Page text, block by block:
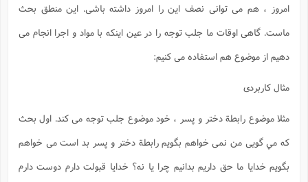
امروز ، هم می توانی نصف این را امروز داشته باشی. این منطق بحث
ماست. گاهی اوقات ما جلب توجه را در عین اینکه با مواد و اجرا انجام می
دهیم از موضوع هم استفاده می کنیم:
مثال کاربردی
مثلا موضوع رابطة دختر و پسر ، خود موضوع جلب توجه می کند. اول بحث
که مي گویی من نمی خواهم بگویم رابطة دختر و پسر بد است می خواهم
بگویم خدایا ما حق داریم بدانیم چرا یا نه؟ خدایا قبولت دارم دوست دارم